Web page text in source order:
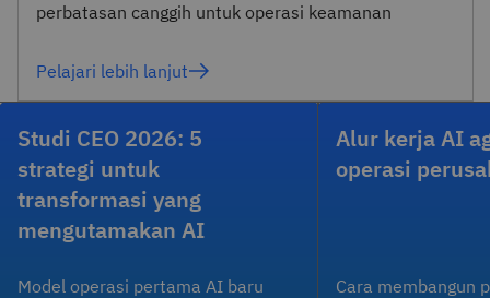
perbatasan canggih untuk operasi keamanan
Pelajari lebih lanjut
Studi CEO 2026: 5
strategi untuk
transformasi yang
mengutamakan AI
Model operasi pertama AI baru
Alur kerja AI
operasi
Cara membangun